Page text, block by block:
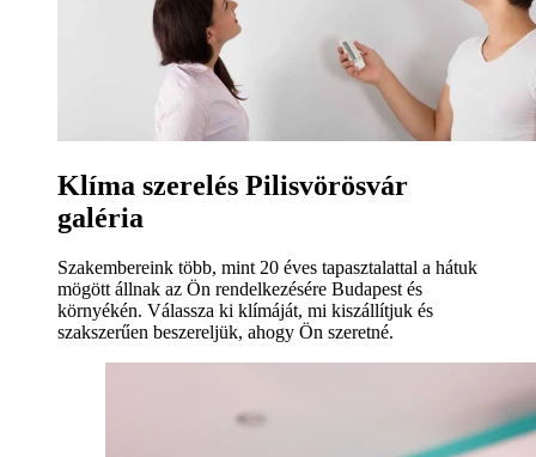
Klíma szerelés Pilisvörösvár
galéria
Szakembereink több, mint 20 éves tapasztalattal a hátuk
mögött állnak az Ön rendelkezésére Budapest és
környékén. Válassza ki klímáját, mi kiszállítjuk és
szakszerűen beszereljük, ahogy Ön szeretné.